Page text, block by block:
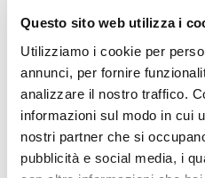
Questo sito web utilizza i
Utilizziamo i cookie per
annunci, per fornire
analizzare il nostro traffico.
informazioni sul modo in cui
nostri partner che si
pubblicità e social media, i
1.240,00 CHF
NUR FÜR DEN RENNEINSATZ
Titan